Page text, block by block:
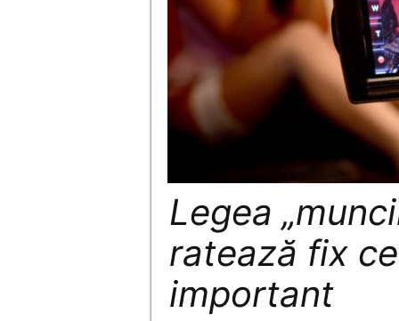
Legea
ratează fix
important